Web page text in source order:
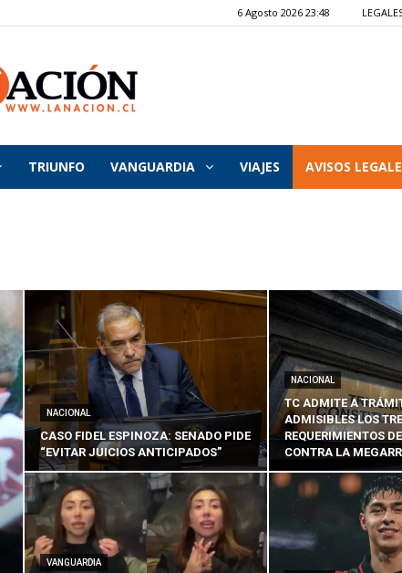
6 Agosto 2026 23:48
La
Nación
TRIUNFO VANGUARDIA VIAJES AVISOS
NACIONAL
CASO FIDEL ESPINOZA: SENADO PIDE
“EVITAR JUICIOS ANTICIPADOS”
NACIONAL
TC ADMITE A
ADMISIBLES LOS
REQUERIMIENTOS
CONTRA LA
VANGUARDIA